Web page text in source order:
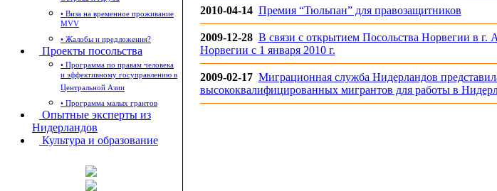
• Виза на временное проживание
MVV
• Жалобы и предложения?
Проекты посольства
• Программа по правам человека
и эффективному госуправлению в
Центральной Азии
• Программа малых грантов
Опытные эксперты из
Нидерландов
Культура и образование
2010-04-14 Премия “Тюльпан” для правозащитников
2009-12-28 В связи с открытием Посольства Норвегии в г.
Норвегии с 1 января 2010 г.
2009-02-17 Миграционная служба Нидерландов
высококвалифицированных мигрантов для работы в